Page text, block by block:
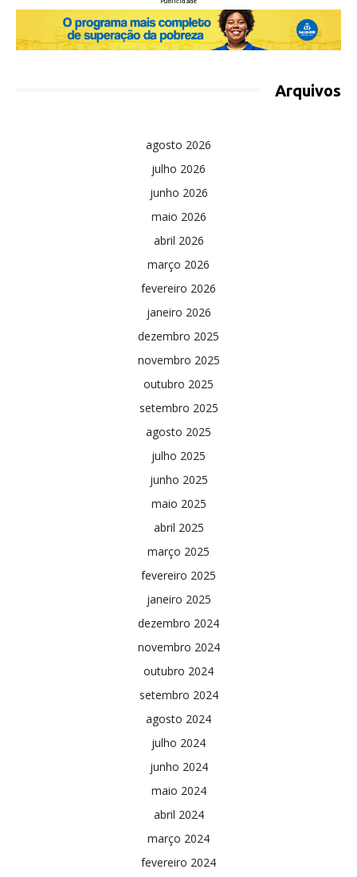
Arquivos
agosto 2026
julho 2026
junho 2026
maio 2026
abril 2026
março 2026
fevereiro 2026
janeiro 2026
dezembro 2025
novembro 2025
outubro 2025
setembro 2025
agosto 2025
julho 2025
junho 2025
maio 2025
abril 2025
março 2025
fevereiro 2025
janeiro 2025
dezembro 2024
novembro 2024
outubro 2024
setembro 2024
agosto 2024
julho 2024
junho 2024
maio 2024
abril 2024
março 2024
fevereiro 2024